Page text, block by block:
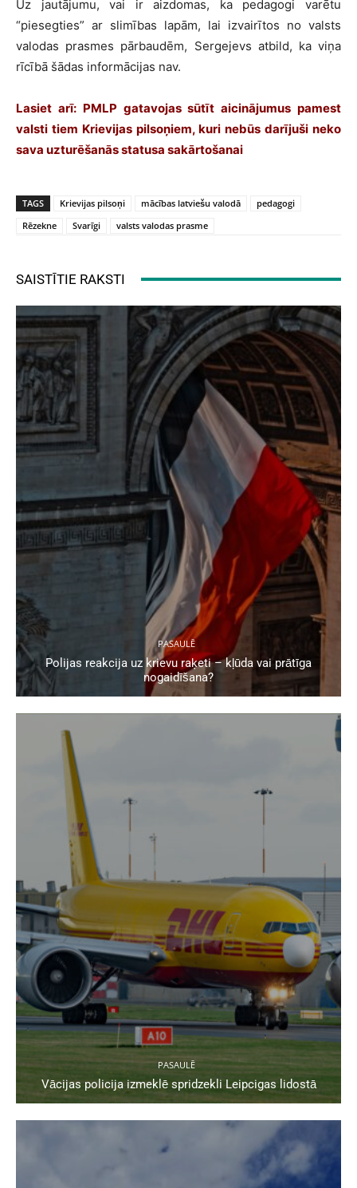
Uz jautājumu, vai ir aizdomas, ka pedagogi varētu
“piesegties” ar slimības lapām, lai izvairītos no valsts
valodas prasmes pārbaudēm, Sergejevs atbild, ka viņa
rīcībā šādas informācijas nav.
Lasiet arī: PMLP gatavojas sūtīt aicinājumus pamest
valsti tiem Krievijas pilsoņiem, kuri nebūs darījuši neko
sava uzturēšanās statusa sakārtošanai
TAGS Krievijas pilsoņi mācības latviešu valodā
pedagogi
Rēzekne
Svarīgi valsts valodas prasme
SAISTĪTIE RAKSTI
PASAULĒ
Polijas reakcija uz krievu raķeti – kļūda vai prātīga
nogaidīšana?
PASAULĒ
Vācijas policija izmeklē spridzekli Leipcigas lidostā